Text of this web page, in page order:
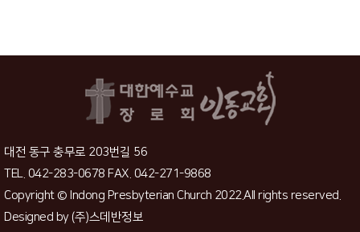
대전 동구 충무로 203번길 56
TEL. 042-283-0678 FAX. 042-271-9868
Copyright © Indong Presbyterian Church 2022.All rights reserved.
Designed by(주)스데반정보